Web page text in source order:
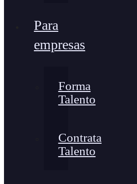
Para
empresas
Forma
Talento
Contrata
Talento